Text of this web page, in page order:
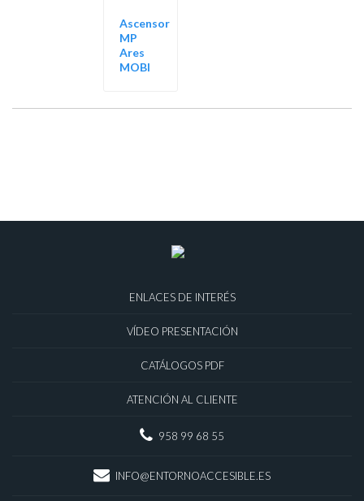
Ascensor
MP
Ares
MOBI
ENLACES DE INTERÉS
VÍDEO PRESENTACIÓN
CATÁLOGOS PDF
ATENCIÓN AL CLIENTE
958 99 68 55
INFO@ENTORNOACCESIBLE.ES